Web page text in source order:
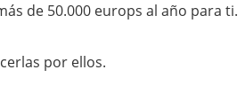
de 50.000 europs al año para ti.
por ellos.